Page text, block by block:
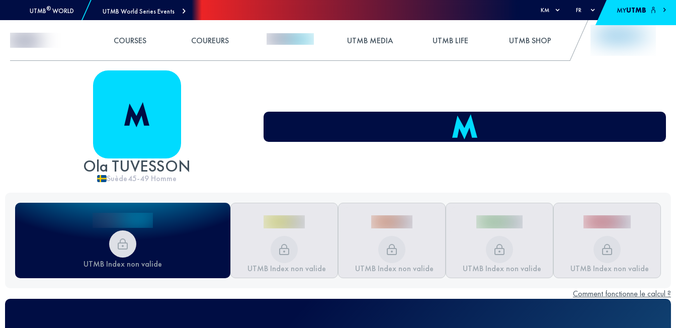
UTMB® WORLD UTMB World Series Events KM FR MYUTMB
COURSES COUREURS UTMB MEDIA UTMB LIFE UTMB SHOP
Ola TUVESSON
Suède45-49 Homme
UTMB Index non valide UTMB Index non valide UTMB Index non valide UTMB Index non valide UTMB Index non valide
Comment fonctionne le calcul ?